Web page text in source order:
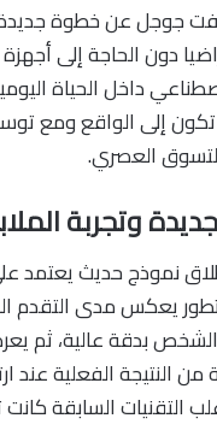
جوجل عن خطوة
دون الحاجة إلى
داخل الحياة
إلى الواقع ومع
العصري.
وتجربة
نموذج حديث يعتمد
يعكس مدى التقدم
الشخص بدقة عالية،
من النتيجة الفعلية
التقنيات السابقة